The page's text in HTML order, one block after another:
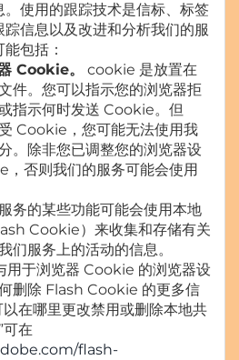
使用的跟踪技术是信标、标签
信息以及改进和分析我们的服
包括：
Cookie。
cookie 是放置在
件。您可以指示您的浏览器拒
指示何时发送 Cookie。但
Cookie，您可能无法使用我
。除非您已调整您的浏览器设
，否则我们的服务可能会使用
务的某些功能可能会使用本地
Cookie）来收集和存储有关
们服务上的活动的信息。
于浏览器 Cookie 的浏览器设
删除 Flash Cookie 的更多信
以在哪里更改禁用或删除本地共
可在
flash-